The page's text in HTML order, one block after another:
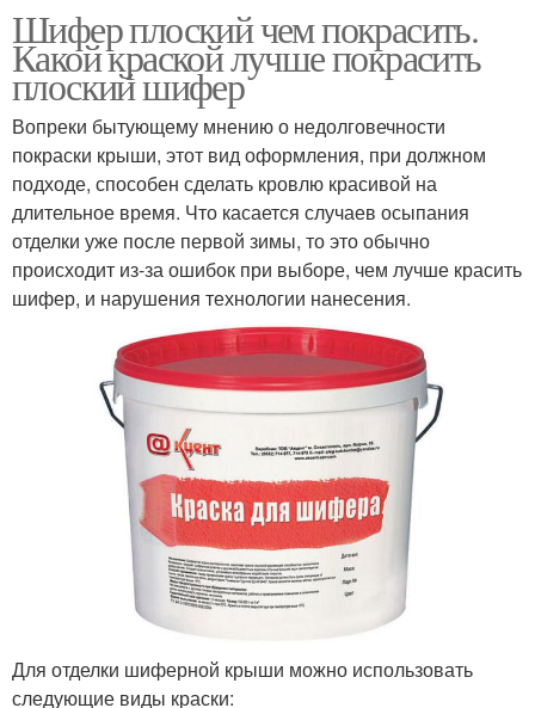
Шифер плоский чем покрасить.
Какой краской лучше покрасить
плоский шифер
Вопреки бытующему мнению о недолговечности
покраски крыши, этот вид оформления, при должном
подходе, способен сделать кровлю красивой на
длительное время. Что касается случаев осыпания
отделки уже после первой зимы, то это обычно
происходит из-за ошибок при выборе, чем лучше красить
шифер, и нарушения технологии нанесения.
Для отделки шиферной крыши можно использовать
следующие виды краски: